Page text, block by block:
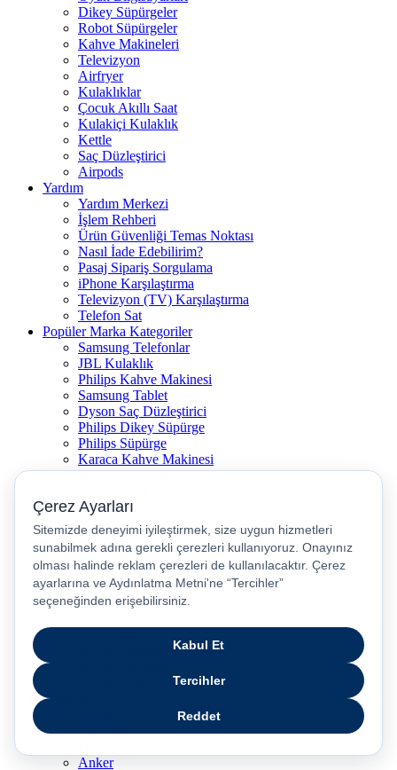
Dikey Süpürgeler
Robot Süpürgeler
Kahve Makineleri
Televizyon
Airfryer
Kulaklıklar
Çocuk Akıllı Saat
Kulakiçi Kulaklık
Kettle
Saç Düzleştirici
Airpods
Yardım
Yardım Merkezi
İşlem Rehberi
Ürün Güvenliği Temas Noktası
Nasıl İade Edebilirim?
Pasaj Sipariş Sorgulama
iPhone Karşılaştırma
Televizyon (TV) Karşılaştırma
Telefon Sat
Popüler Marka Kategoriler
Samsung Telefonlar
JBL Kulaklık
Philips Kahve Makinesi
Samsung Tablet
Dyson Saç Düzleştirici
Philips Dikey Süpürge
Philips Süpürge
Karaca Kahve Makinesi
Philips Airfryer
Dyson Hava Temizleyici
Huawei Akıllı Saat
Philips Ütü
JBL Hoparlör
Apple Tablet
Xiaomi Telefon
Xiaomi Akıllı Saat
Markalar
Samsung
Anker